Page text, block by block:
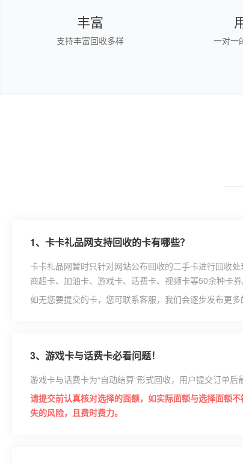
丰富
支持丰富回收多样 一对一
1、 卡卡礼品网支持回收的卡有哪些？
卡卡礼品网暂时只针对网站公布回收的二手卡进行回收处
商超卡、加油卡、游戏卡、话费卡、视频卡等50余种卡券
如无您要提交的卡，您可联系客服，我们会逐步发布更多
3、 游戏卡与话费卡必看问题！
游戏卡与话费卡为“自动结算”形式回收，用户提交订单
请提交前认真核对选择的面额，如实际面额与选择面额
失的风险，且费时费力。